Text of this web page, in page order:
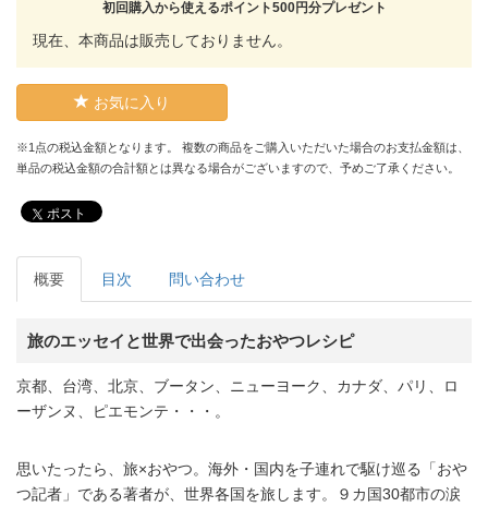
初回購入から使えるポイント500円分プレゼント
現在、本商品は販売しておりません。
お気に入り
※1点の税込金額となります。 複数の商品をご購入いただいた場合のお支払金額は、
単品の税込金額の合計額とは異なる場合がございますので、予めご了承ください。
ポスト
概要 目次 問い合わせ
旅のエッセイと世界で出会ったおやつレシピ
京都、台湾、北京、ブータン、ニューヨーク、カナダ、パリ、ロ
ーザンヌ、ピエモンテ・・・。
思いたったら、旅×おやつ。海外・国内を子連れで駆け巡る「おや
つ記者」である著者が、世界各国を旅します。９カ国30都市の涙